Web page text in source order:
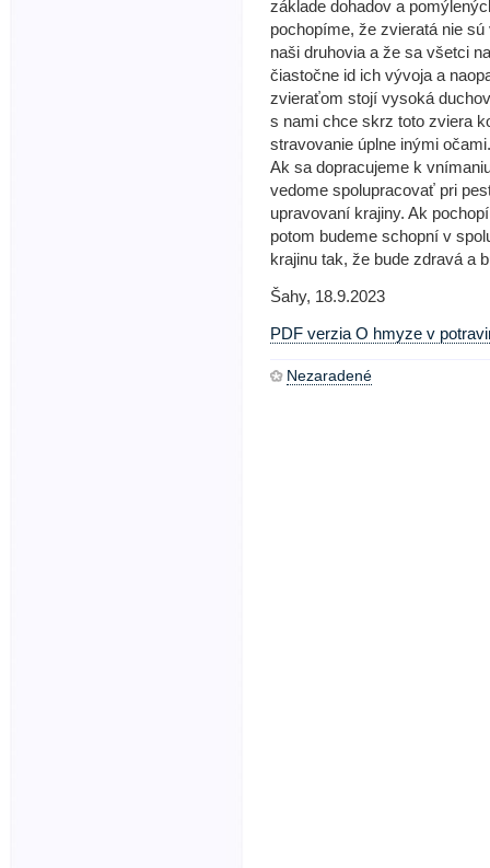
základe dohadov a
pochopíme, že zvieratá nie
naši druhovia a že sa všetci
čiastočne id ich vývoja a
zvieraťom stojí vysoká
s nami chce skrz toto zviera
stravovanie úplne inými očami.
Ak sa dopracujeme k
vedome spolupracovať pri
upravovaní krajiny. Ak
potom budeme schopní v
krajinu tak, že bude zdravá a
Šahy, 18.9.2023
PDF verzia O hmyze v
Nezaradené